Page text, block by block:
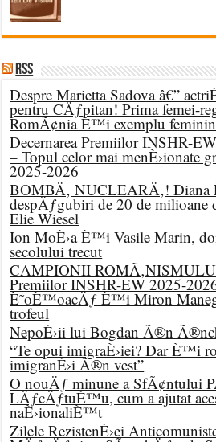
RSS
Despre Marietta Sadova â€”
pentru CÄƒpitan! Prima femei-
RomÃ¢nia È™i exemplu
Decernarea Premiilor INSHR-
– Topul celor mai menÈ›ionate
2025-2026
BOMBÄ‚ NUCLEARÄ‚! Diana
despÄƒgubiri de 20 de milioane
Elie Wiesel
Ion MoÈ›a È™i Vasile Marin,
secolului trecut
CAMPIONII
Premiilor INSHR-EW 2025-
È˜oÈ™oacÄƒ È™i Miron
trofeul
NepoÈ›ii lui Bogdan Ã®n
“Te opui imigraÈ›iei? Dar È™i
imigranÈ›i Ã®n vest”
O nouÄƒ minune a SfÃ¢ntului
LÄƒcÄƒtuÈ™u, cum a ajutat
naÈ›ionaliÈ™t
Zilele RezistenÈ›ei